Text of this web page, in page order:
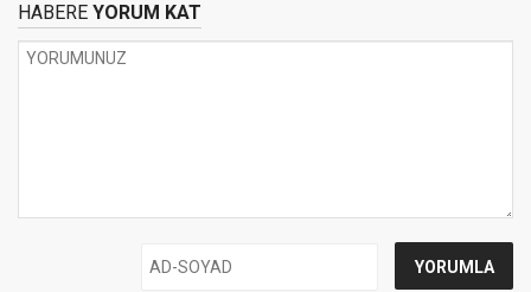
HABERE YORUM KAT